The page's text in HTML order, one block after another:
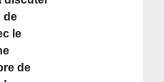
de
le
de